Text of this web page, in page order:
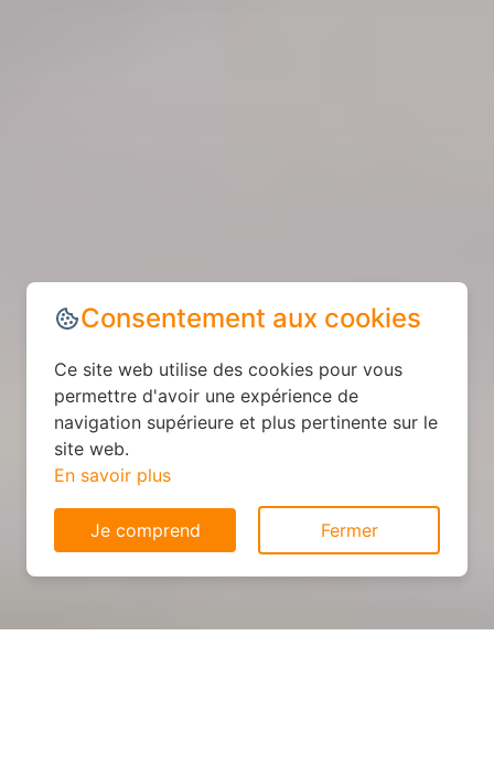
Consentement aux cookies
Ce site web utilise des cookies pour vous
permettre d'avoir une expérience de
navigation supérieure et plus pertinente sur le
site web.
En savoir plus
Je comprend Fermer